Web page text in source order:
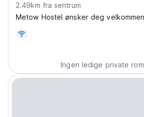
2.49km fra sentrum
Metow Hostel ønsker deg
Ingen ledige private rom